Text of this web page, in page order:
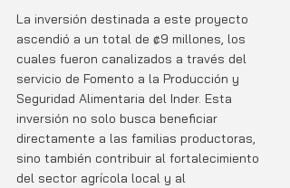
La inversión destinada a este proyecto
ascendió a un total de ₡9 millones, los
cuales fueron canalizados a través del
servicio de Fomento a la Producción y
Seguridad Alimentaria del Inder. Esta
inversión no solo busca beneficiar
directamente a las familias productoras,
sino también contribuir al fortalecimiento
del sector agrícola local y al